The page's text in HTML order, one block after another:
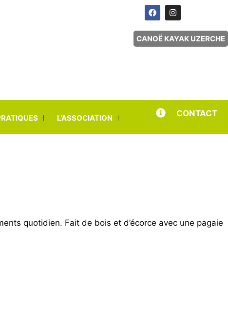
CANOË KAYAK UZERCHE
L’ASSOCIATION CONTACT
quotidien. Fait de bois et d’écorce avec une pagaie